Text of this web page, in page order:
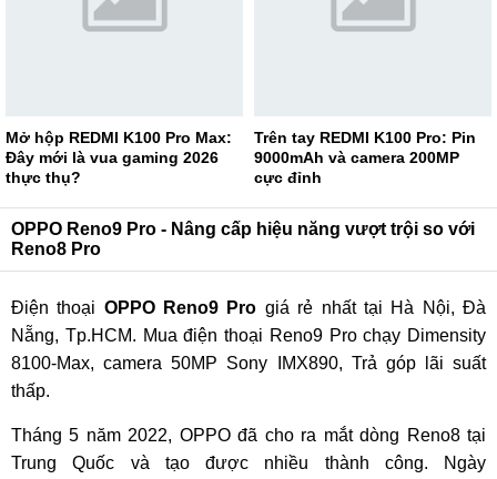
Mở hộp REDMI K100 Pro Max:
Đây mới là vua gaming 2026
thực thụ?
Trên tay REDMI K100 Pro: Pin
9000mAh và camera 200MP
cực đỉnh
OPPO Reno9 Pro - Nâng cấp hiệu năng vượt trội so với
Reno8 Pro
Điện thoại OPPO Reno9 Pro giá rẻ nhất tại Hà Nội, Đà
Nẵng, Tp.HCM. Mua điện thoại Reno9 Pro chạy Dimensity
8100-Max, camera 50MP Sony IMX890, Trả góp lãi suất
thấp.
Tháng 5 năm 2022, OPPO đã cho ra mắt dòng Reno8 tại
Trung Quốc và tạo được nhiều thành công. Ngày